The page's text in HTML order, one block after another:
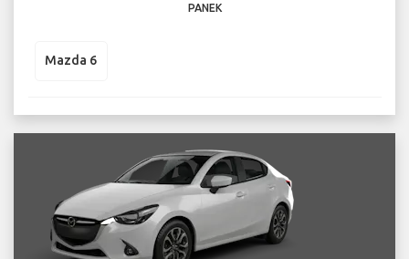
PANEK
Mazda 6